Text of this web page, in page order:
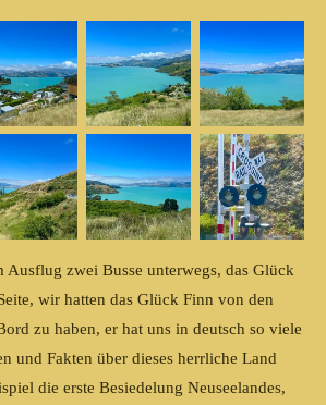
Ausflug zwei Busse unterwegs, das Glück
wir hatten das Glück Finn von den
zu haben, er hat uns in deutsch so viele
und Fakten über dieses herrliche Land
die erste Besiedelung Neuseelandes,